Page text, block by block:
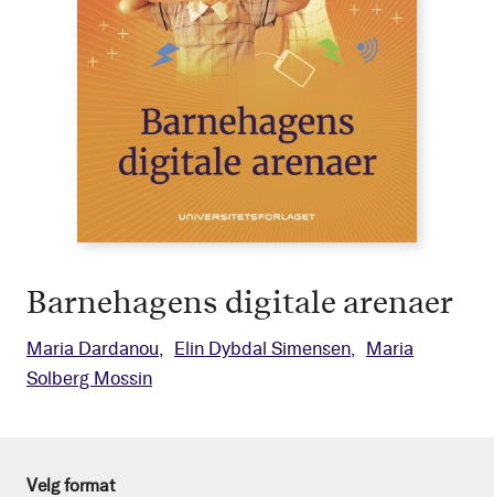
Barnehagens digitale arenaer
Maria Dardanou Elin Dybdal Simensen
Maria
Solberg Mossin
Velg format